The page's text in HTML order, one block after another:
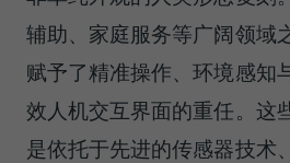
辅助、家庭服务等广阔领域
赋予了精准操作、环境感知
效人机交互界面的重任。这
是依托于先进的传感器技术